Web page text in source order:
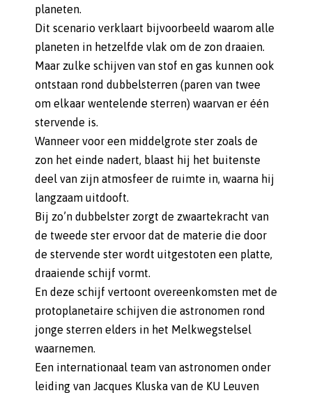
planeten.
Dit scenario verklaart bijvoorbeeld waarom alle
planeten in hetzelfde vlak om de zon draaien.
Maar zulke schijven van stof en gas kunnen ook
ontstaan rond dubbelsterren (paren van twee
om elkaar wentelende sterren) waarvan er één
stervende is.
Wanneer voor een middelgrote ster zoals de
zon het einde nadert, blaast hij het buitenste
deel van zijn atmosfeer de ruimte in, waarna hij
langzaam uitdooft.
Bij zo’n dubbelster zorgt de zwaartekracht van
de tweede ster ervoor dat de materie die door
de stervende ster wordt uitgestoten een platte,
draaiende schijf vormt.
En deze schijf vertoont overeenkomsten met de
protoplanetaire schijven die astronomen rond
jonge sterren elders in het Melkwegstelsel
waarnemen.
Een internationaal team van astronomen onder
leiding van Jacques Kluska van de KU Leuven